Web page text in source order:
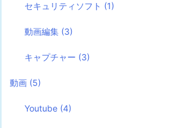
セキュリティソフト (1)
動画編集 (3)
キャプチャー (3)
動画 (5)
Youtube (4)